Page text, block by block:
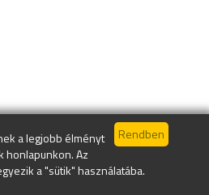
a legjobb élményt
honlapunkon. Az
a "sütik" használatába.